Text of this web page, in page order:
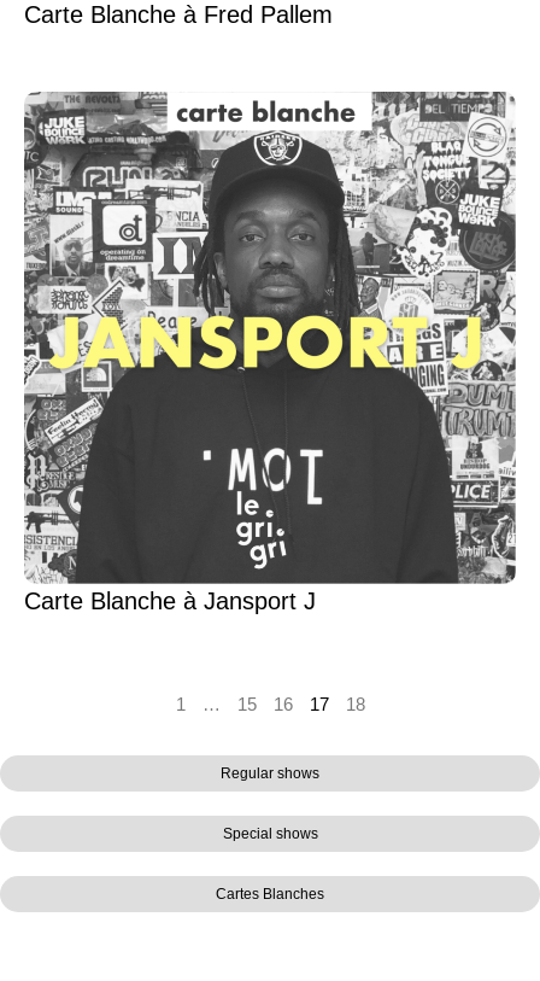
Regular shows
Special shows
Cartes Blanches
Carte Blanche à Fred Pallem
Carte Blanche à Jansport J
1 … 15 16 17 18